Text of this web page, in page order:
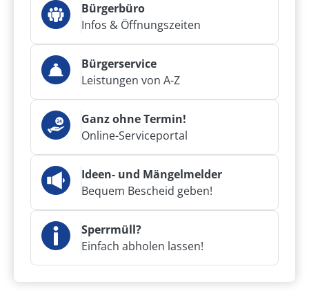
Bürgerbüro
Infos & Öffnungszeiten
Bürgerservice
Leistungen von A-Z
Ganz ohne Termin!
Online-Serviceportal
Ideen- und Mängelmelder
Bequem Bescheid geben!
Sperrmüll?
Einfach abholen lassen!